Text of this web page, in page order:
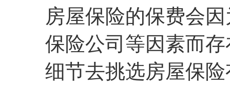
房屋保险的保费会
保险公司等因素而
细节去挑选房屋保